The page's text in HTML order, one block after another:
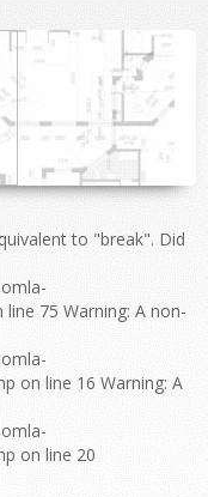
to "break". Did
75 Warning: A non-
on line 16 Warning: A
on line 20